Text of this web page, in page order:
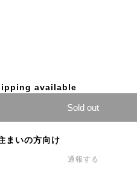
available
Sold out
まいの方向け
通報する